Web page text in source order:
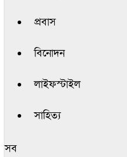
প্রবাস
বিনোদন
লাইফস্টাইল
সাহিত্য
সব